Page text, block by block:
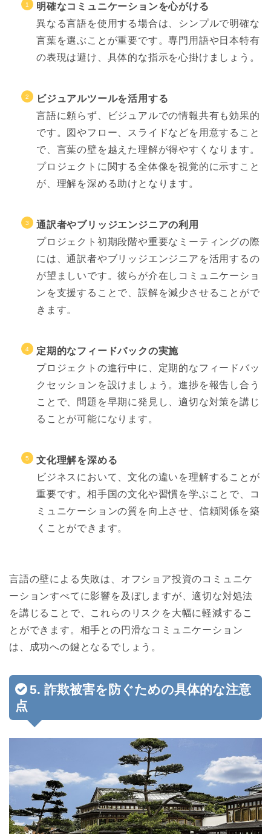
明確なコミュニケーションを心がける
異なる言語を使用する場合は、シンプルで明確な
言葉を選ぶことが重要です。専門用語や日本特有
の表現は避け、具体的な指示を心掛けましょう。
ビジュアルツールを活用する
言語に頼らず、ビジュアルでの情報共有も効果的
です。図やフロー、スライドなどを用意すること
で、言葉の壁を越えた理解が得やすくなります。
プロジェクトに関する全体像を視覚的に示すこと
が、理解を深める助けとなります。
通訳者やブリッジエンジニアの利用
プロジェクト初期段階や重要なミーティングの際
には、通訳者やブリッジエンジニアを活用するの
が望ましいです。彼らが介在しコミュニケーショ
ンを支援することで、誤解を減少させることがで
きます。
定期的なフィードバックの実施
プロジェクトの進行中に、定期的なフィードバッ
クセッションを設けましょう。進捗を報告し合う
ことで、問題を早期に発見し、適切な対策を講じ
ることが可能になります。
文化理解を深める
ビジネスにおいて、文化の違いを理解することが
重要です。相手国の文化や習慣を学ぶことで、コ
ミュニケーションの質を向上させ、信頼関係を築
くことができます。
言語の壁による失敗は、オフショア投資のコミュニケ
ーションすべてに影響を及ぼしますが、適切な対処法
を講じることで、これらのリスクを大幅に軽減するこ
とができます。相手との円滑なコミュニケーション
は、成功への鍵となるでしょう。
5. 詐欺被害を防ぐための具体的な注意
点